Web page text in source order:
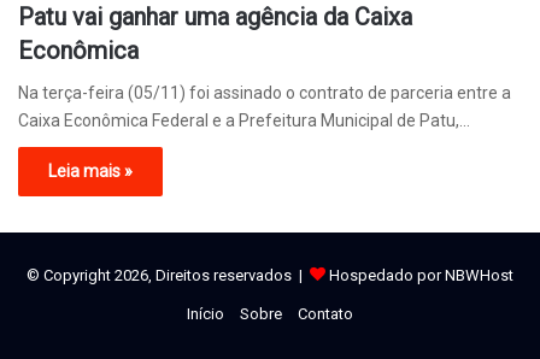
Patu vai ganhar uma agência da Caixa
Econômica
Na terça-feira (05/11) foi assinado o contrato de parceria entre a
Caixa Econômica Federal e a Prefeitura Municipal de Patu,…
Leia mais »
© Copyright 2026, Direitos reservados | Hospedado por NBWHost
Início Sobre Contato